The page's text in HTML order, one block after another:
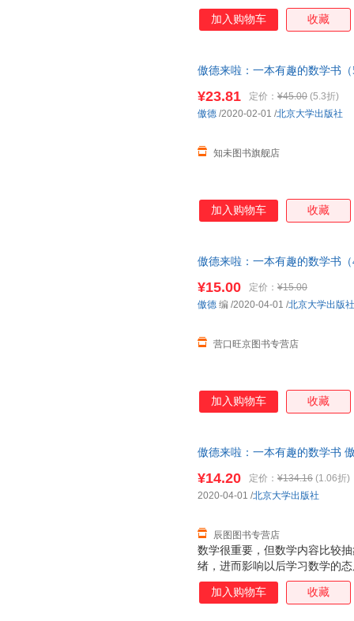
加入购物车 收藏
傲德来啦：一本有趣的数学书
¥23.81 定价： ¥45.00 (5.3折)
知未图书旗舰店
傲德 /2020-02-01 /北京大学出版社
加入购物车 收藏
傲德来啦：一本有趣的数学书
¥15.00 定价： ¥15.00
营口旺京图书专营店
傲德 编 /2020-04-01 /北京大学出版社
加入购物车 收藏
傲德来啦：一本有趣的数学书
数学很重要，但数学内容比较
绪，进而影响以后学习数学的
由想象力丰富的趣味故事引发
的了解和运用中来，带孩子发
¥14.20 定价： ¥134.16 (1.06折)
辰图图书专营店
2020-04-01 /北京大学出版社
加入购物车 收藏